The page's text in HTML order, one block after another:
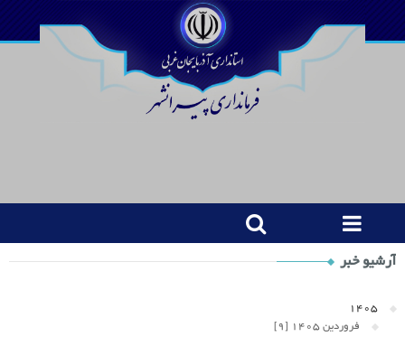
Shop
Category
Widget
آرشیو خبر
1405
فروردین 1405 [9]